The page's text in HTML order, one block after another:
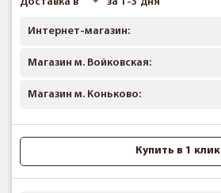
Интернет-магазин:
Магазин м. Войковская:
Магазин м. Коньково:
Купить в 1 клик